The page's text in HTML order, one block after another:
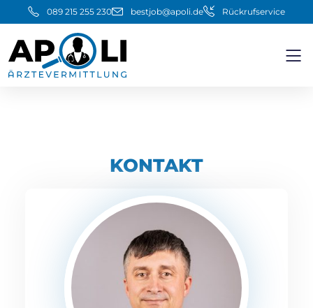
089 215 255 230 bestjob@apoli.de Rückrufservice
KONTAKT